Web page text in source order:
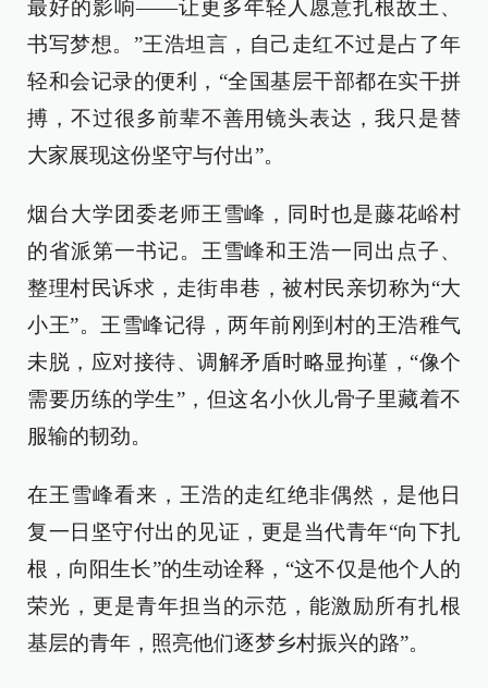
最好的影响——让更多年轻人愿意扎根故土、
书写梦想。”王浩坦言，自己走红不过是占了年
轻和会记录的便利，“全国基层干部都在实干拼
搏，不过很多前辈不善用镜头表达，我只是替
大家展现这份坚守与付出”。
烟台大学团委老师王雪峰，同时也是藤花峪村
的省派第一书记。王雪峰和王浩一同出点子、
整理村民诉求，走街串巷，被村民亲切称为“大
小王”。王雪峰记得，两年前刚到村的王浩稚气
未脱，应对接待、调解矛盾时略显拘谨，“像个
需要历练的学生”，但这名小伙儿骨子里藏着不
服输的韧劲。
在王雪峰看来，王浩的走红绝非偶然，是他日
复一日坚守付出的见证，更是当代青年“向下扎
根，向阳生长”的生动诠释，“这不仅是他个人的
荣光，更是青年担当的示范，能激励所有扎根
基层的青年，照亮他们逐梦乡村振兴的路”。